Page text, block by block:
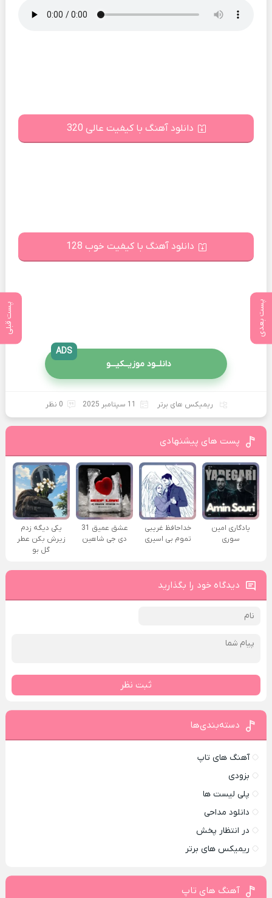
پست بعدی پست قبلی
دانلود آهنگ با کیفیت عالی 320
دانلود آهنگ با کیفیت خوب 128
دانلــود موزیــکیـــو
ADS
ریمیکس های برتر 11 سپتامبر 2025 0 نظر
پست های پیشنهادی
یادگاری امین
سوری
خداحافظ غریبی
تموم بی اسیری
عشق عمیق 31
دی جی شاهین
یکی دیگه زدم
زیرش بکن عطر
گل بو
دیدگاه خود را بگذارید
ثبت نظر
دسته‌بندی‌ها
آهنگ های تاپ
بزودی
پلی لیست ها
دانلود مداحی
در انتظار پخش
ریمیکس های برتر
آهنگ های تاپ